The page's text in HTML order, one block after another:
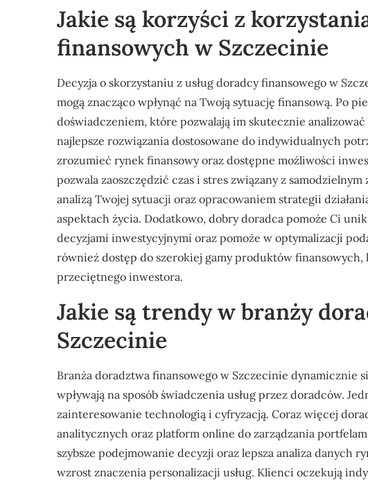
Jakie są korzyści z
finansowych w Szczecinie
Decyzja o skorzystaniu z usług doradcy finansowego w
mogą znacząco wpłynąć na Twoją sytuację finansową. Po
doświadczeniem, które pozwalają im skutecznie
najlepsze rozwiązania dostosowane do indywidualnych
zrozumieć rynek finansowy oraz dostępne możliwości
pozwala zaoszczędzić czas i stres związany z
analizą Twojej sytuacji oraz opracowaniem strategii
aspektach życia. Dodatkowo, dobry doradca pomoże Ci
decyzjami inwestycyjnymi oraz pomoże w optymalizacji
również dostęp do szerokiej gamy produktów finansowych,
przeciętnego inwestora.
Jakie są trendy w branży
Szczecinie
Branża doradztwa finansowego w Szczecinie dynamicznie
wpływają na sposób świadczenia usług przez doradców.
zainteresowanie technologią i cyfryzacją. Coraz więcej
analitycznych oraz platform online do zarządzania
szybsze podejmowanie decyzji oraz lepsza analiza danych
wzrost znaczenia personalizacji usług. Klienci oczekują